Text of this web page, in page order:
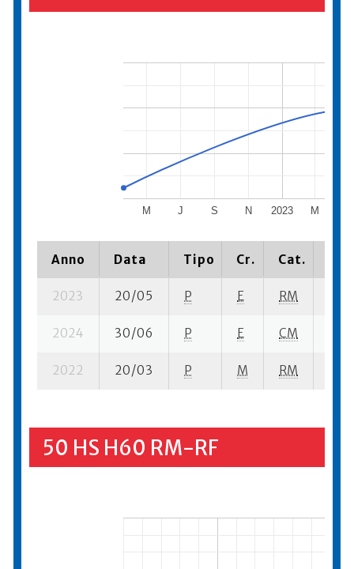
2023
M J S N M
Anno Data Tipo Cr. Cat.
2023 20/05 P E RM
2024 30/06 P E CM
2022 20/03 P M RM
50 HS H60 RM-RF